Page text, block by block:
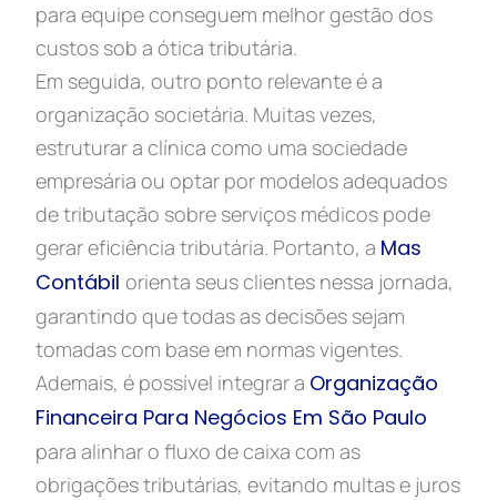
para equipe conseguem melhor gestão dos
custos sob a ótica tributária.
Em seguida, outro ponto relevante é a
organização societária. Muitas vezes,
estruturar a clínica como uma sociedade
empresária ou optar por modelos adequados
de tributação sobre serviços médicos pode
gerar eficiência tributária. Portanto, a Mas
Contábilorienta seus clientes nessa jornada,
garantindo que todas as decisões sejam
tomadas com base em normas vigentes.
Ademais, é possível integrar a Organização
Financeira Para Negócios Em São Paulo
para alinhar o fluxo de caixa com as
obrigações tributárias, evitando multas e juros